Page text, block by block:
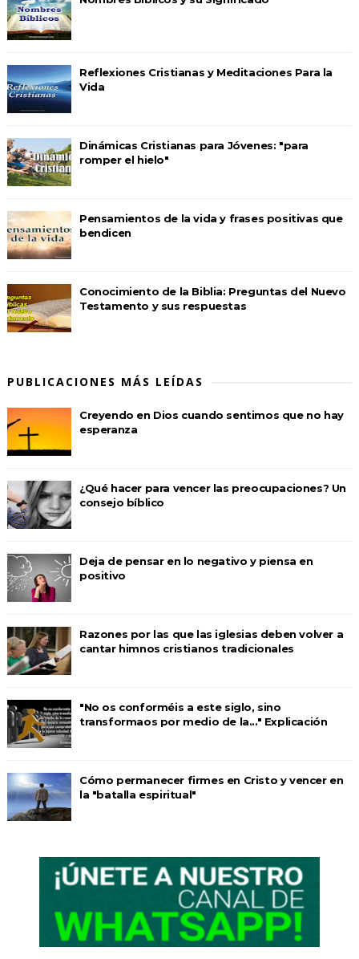
Reflexiones Cristianas y Meditaciones Para la
Vida
Dinámicas Cristianas para Jóvenes: "para
romper el hielo"
Pensamientos de la vida y frases positivas que
bendicen
Conocimiento de la Biblia: Preguntas del Nuevo
Testamento y sus respuestas
PUBLICACIONES MÁS LEÍDAS
Creyendo en Dios cuando sentimos que no hay
esperanza
¿Qué hacer para vencer las preocupaciones? Un
consejo bíblico
Deja de pensar en lo negativo y piensa en
positivo
Razones por las que las iglesias deben volver a
cantar himnos cristianos tradicionales
"No os conforméis a este siglo, sino
transformaos por medio de la..." Explicación
Cómo permanecer firmes en Cristo y vencer en
la "batalla espiritual"